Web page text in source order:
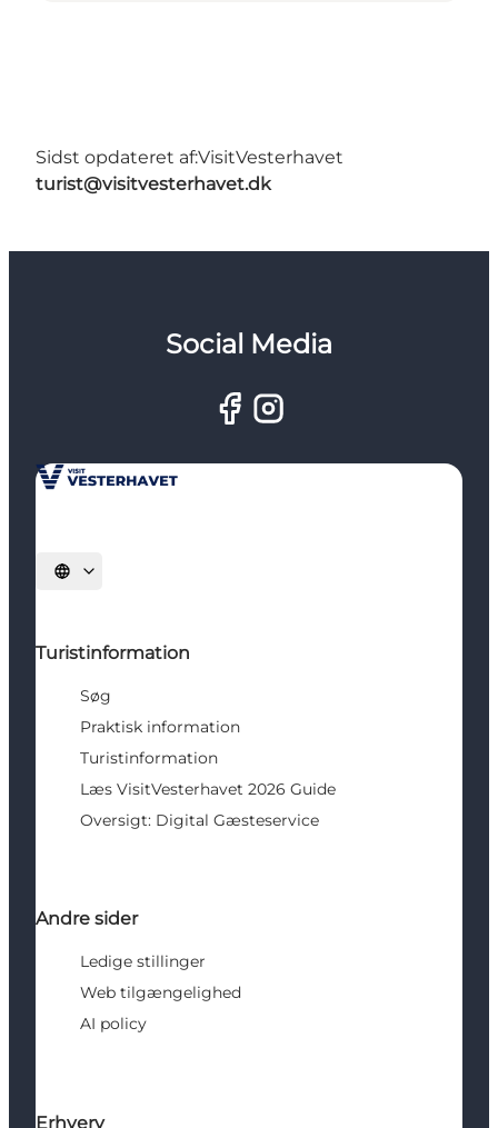
Sidst opdateret af:VisitVesterhavet
turist@visitvesterhavet.dk
Social Media
Vælg sprog
Turistinformation
Søg
Praktisk information
Turistinformation
Læs VisitVesterhavet 2026 Guide
Oversigt: Digital Gæsteservice
Andre sider
Ledige stillinger
Web tilgængelighed
AI policy
Erhverv